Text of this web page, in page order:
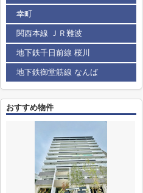
幸町
関西本線 ＪＲ難波
地下鉄千日前線 桜川
地下鉄御堂筋線 なんば
おすすめ物件